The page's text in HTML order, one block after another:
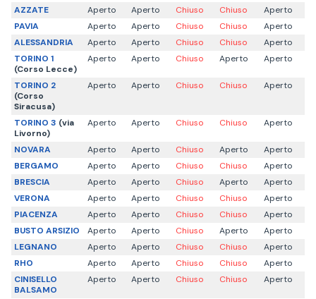
AZZATE
Aperto Aperto Chiuso Chiuso
Aperto
PAVIA
Aperto Aperto Chiuso Chiuso
Aperto
ALESSANDRIA
Aperto Aperto Chiuso Chiuso
Aperto
TORINO 1
(Corso Lecce)
Aperto Aperto Chiuso Aperto Aperto
TORINO 2
(Corso
Siracusa)
Aperto Aperto Chiuso Chiuso Aperto
TORINO 3 (via
Livorno)
Aperto Aperto Chiuso Chiuso Aperto
NOVARA Aperto Aperto Chiuso Aperto
Aperto
BERGAMO
Aperto Aperto Chiuso Chiuso
Aperto
BRESCIA
Aperto Aperto Chiuso Aperto
Aperto
VERONA
Aperto Aperto Chiuso Chiuso
Aperto
PIACENZA
Aperto Aperto Chiuso Chiuso
Aperto
BUSTO ARSIZIO
Aperto Aperto Chiuso Aperto
Aperto
LEGNANO
Aperto Aperto Chiuso Chiuso
Aperto
RHO
Aperto Aperto Chiuso Chiuso
Aperto
CINISELLO
BALSAMO
Aperto Aperto Chiuso Chiuso Aperto